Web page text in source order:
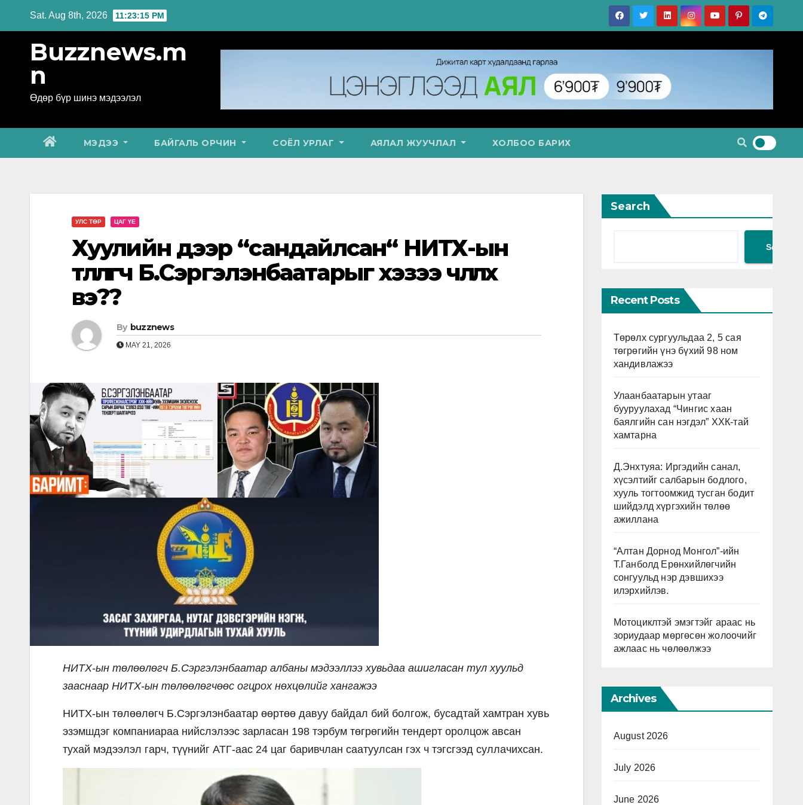
Sat. Aug 8th, 2026 11:23:16 PM
Buzznews.m
n
Өдөр бүр шинэ мэдээлэл
МЭДЭЭ БАЙГАЛЬ ОРЧИН СОЁЛ УРЛАГ АЯЛАЛ ЖУУЧЛАЛ ХОЛБОО БАРИХ
УЛС ТӨР ЦАГ ҮЕ
Хуулийн дээр “сандайлсан“ НИТХ-ын
төлөөлөгч Б.Сэргэлэнбаатарыг хэзээ чөлөөлөх
вэ??
By buzznews
MAY 21, 2026
НИТХ-ын төлөөлөгч Б.Сэргэлэнбаатар албаны мэдээллээ хувьдаа ашигласан тул хуульд
зааснаар НИТХ-ын төлөөлөгчөөс огцрох нөхцөлийг хангажээ
НИТХ-ын төлөөлөгч Б.Сэргэлэнбаатар өөртөө давуу байдал бий болгож, бусадтай хамтран хувь
эзэмшдэг компаниараа нийслэлээс зарласан 198 тэрбум төгрөгийн тендерт оролцож авсан
тухай мэдээлэл гарч, түүнийг АТГ-аас 24 цаг баривчлан саатуулсан гэх ч тэгсгээд суллачихсан.
Search
Search
Recent Posts
Төрөлх сургуульдаа 2, 5 сая
төгрөгийн үнэ бүхий 98 ном
хандивлажээ
Улаанбаатарын утааг
бууруулахад “Чингис хаан
баялгийн сан нэгдэл” ХХК-тай
хамтарна
Д.Энхтуяа: Иргэдийн санал,
хүсэлтийг салбарын бодлого,
хууль тогтоомжид тусган бодит
шийдэлд хүргэхийн төлөө
ажиллана
“Алтан Дорнод Монгол”-ийн
Т.Ганболд Ерөнхийлөгчийн
сонгуульд нэр дэвшихээ
илэрхийлэв.
Мотоциклтэй эмэгтэйг араас нь
зориудаар мөргөсөн жолоочийг
ажлаас нь чөлөөлжээ
Archives
August 2026
July 2026
June 2026